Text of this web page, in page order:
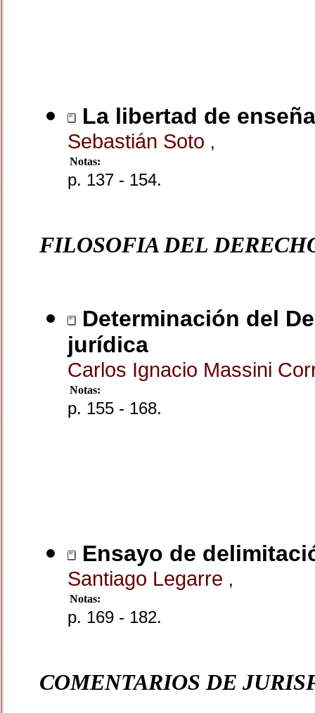
La libertad de
Sebastián Soto ,
Notas:
p. 137 - 154.
FILOSOFIA DEL
Determinación del
jurídica
Carlos Ignacio Massini
Notas:
p. 155 - 168.
Ensayo de
Santiago Legarre ,
Notas:
p. 169 - 182.
COMENTARIOS DE